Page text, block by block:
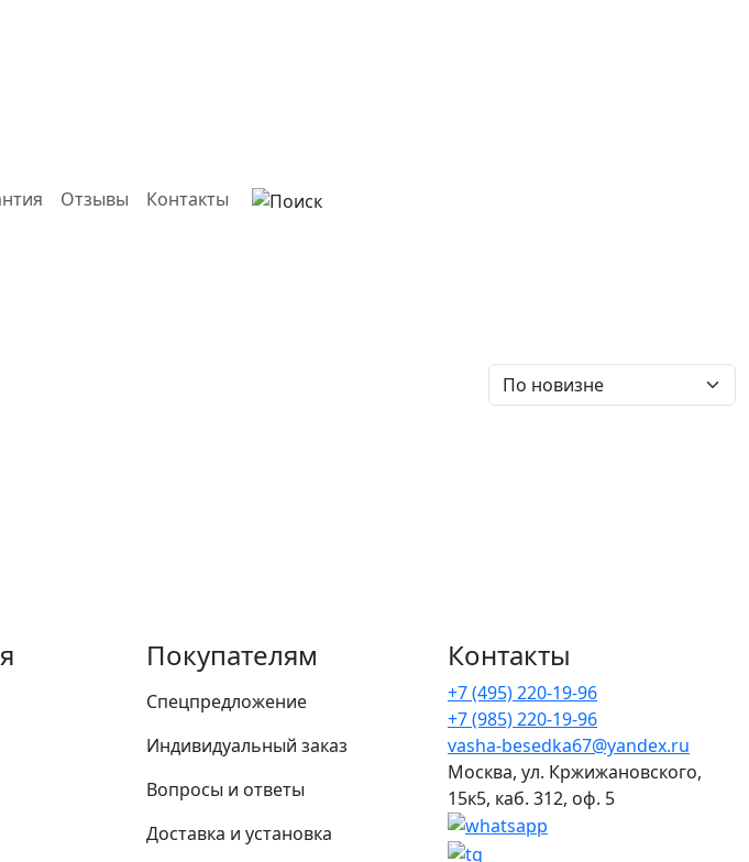
Отзывы
Контакты
Покупателям
Спецпредложение
Индивидуальный заказ
Вопросы и ответы
Доставка и установка
Контакты
+7 (495) 220-19-96
+7 (985) 220-19-96
vasha-besedka67@yandex.ru
Москва, ул. Кржижановского,
15к5, каб. 312, оф. 5